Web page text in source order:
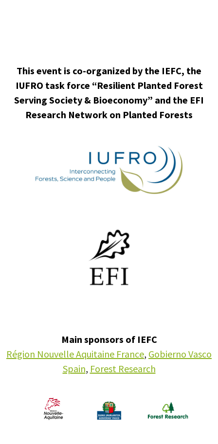
This event is co-organized by the IEFC, the
IUFRO task force “Resilient Planted Forest
Serving Society & Bioeconomy” and the EFI
Research Network on Planted Forests
Main sponsors of IEFC
Région Nouvelle Aquitaine France, Gobierno Vasco
Spain, Forest Research